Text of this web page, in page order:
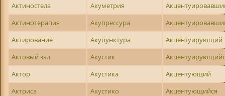
Актиностела
Акуметрия
Актинотерапия
Акупрессура
Актирование
Акупунктура
Акцентуирующий
Актовый зал
Акустик
Актор
Акустика
Акцентующий
Актриса
Акустико
Акцентующийся